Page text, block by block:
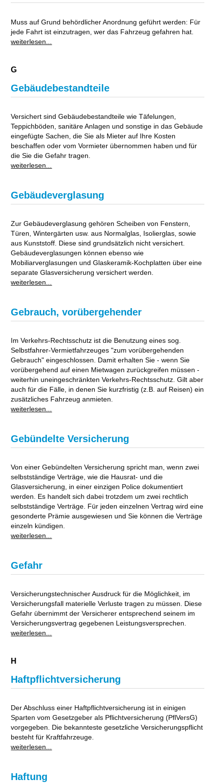
Muss auf Grund behördlicher Anordnung geführt werden: Für
jede Fahrt ist einzutragen, wer das Fahrzeug gefahren hat.
weiterlesen...
G
Gebäudebestandteile
Versichert sind Gebäudebestandteile wie Täfelungen,
Teppichböden, sanitäre Anlagen und sonstige in das Gebäude
eingefügte Sachen, die Sie als Mieter auf Ihre Kosten
beschaffen oder vom Vormieter übernommen haben und für
die Sie die Gefahr tragen.
weiterlesen...
Gebäudeverglasung
Zur Gebäudeverglasung gehören Scheiben von Fenstern,
Türen, Wintergärten usw. aus Normalglas, Isolierglas, sowie
aus Kunststoff. Diese sind grundsätzlich nicht versichert.
Gebäudeverglasungen können ebenso wie
Mobiliarverglasungen und Glaskeramik-Kochplatten über eine
separate Glasversicherung versichert werden.
weiterlesen...
Gebrauch, vorübergehender
Im Verkehrs-Rechtsschutz ist die Benutzung eines sog.
Selbstfahrer-Vermietfahrzeuges "zum vorübergehenden
Gebrauch" eingeschlossen. Damit erhalten Sie - wenn Sie
vorübergehend auf einen Mietwagen zurückgreifen müssen -
weiterhin uneingeschränkten Verkehrs-Rechtsschutz. Gilt aber
auch für die Fälle, in denen Sie kurzfristig (z.B. auf Reisen) ein
zusätzliches Fahrzeug anmieten.
weiterlesen...
Gebündelte Versicherung
Von einer Gebündelten Versicherung spricht man, wenn zwei
selbstständige Verträge, wie die Hausrat- und die
Glasversicherung, in einer einzigen Police dokumentiert
werden. Es handelt sich dabei trotzdem um zwei rechtlich
selbstständige Verträge. Für jeden einzelnen Vertrag wird eine
gesonderte Prämie ausgewiesen und Sie können die Verträge
einzeln kündigen.
weiterlesen...
Gefahr
Versicherungstechnischer Ausdruck für die Möglichkeit, im
Versicherungsfall materielle Verluste tragen zu müssen. Diese
Gefahr übernimmt der Versicherer entsprechend seinem im
Versicherungsvertrag gegebenen Leistungsversprechen.
weiterlesen...
H
Haftpflichtversicherung
Der Abschluss einer Haftpflichtversicherung ist in einigen
Sparten vom Gesetzgeber als Pflichtversicherung (PflVersG)
vorgegeben. Die bekannteste gesetzliche Versicherungspflicht
besteht für Kraftfahrzeuge.
weiterlesen...
Haftung